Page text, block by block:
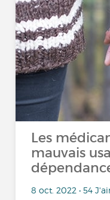
Les
mauvais
8 oct. 2022 • 54